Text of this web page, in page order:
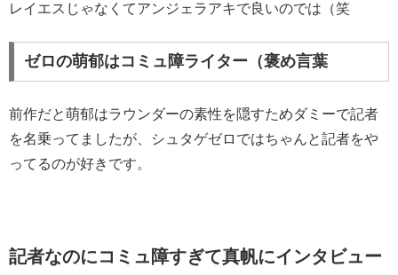
レイエスじゃなくてアンジェラアキで良いのでは（笑
ゼロの萌郁はコミュ障ライター（褒め言葉
前作だと萌郁はラウンダーの素性を隠すためダミーで記者
を名乗ってましたが、シュタゲゼロではちゃんと記者をや
ってるのが好きです。
記者なのにコミュ障すぎて真帆にインタビュー